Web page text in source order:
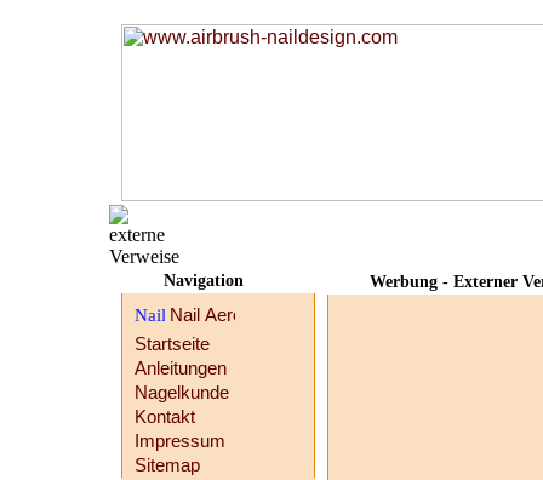
Werbung - Externer
Navigation
Startseite
Anleitungen
Nagelkunde
Kontakt
Impressum
Sitemap